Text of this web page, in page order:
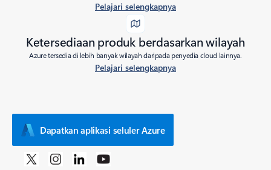
Pelajari selengkapnya
Ketersediaan produk berdasarkan wilayah
Azure tersedia di lebih banyak wilayah daripada penyedia cloud lainnya.
Pelajari selengkapnya
Dapatkan aplikasi seluler Azure